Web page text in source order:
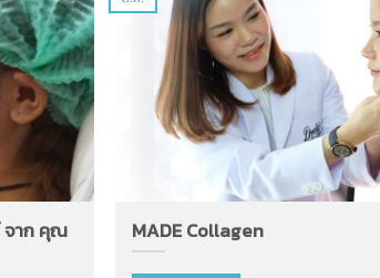
จาก คุณ
MADE Collagen